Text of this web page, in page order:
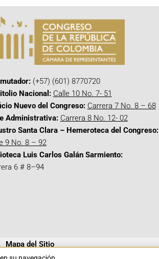
(+57) (601) 8770720
Nacional: Calle 10 No. 7- 51
Nuevo del Congreso: Carrera 7 No. 8 – 68
Administrativa: Carrera 8 No. 12- 02
Santa Clara – Hemeroteca del Congreso:
9 No. 8 – 92
Luis Carlos Galán Sarmiento:
6 # 8–94
Mapa del Sitio